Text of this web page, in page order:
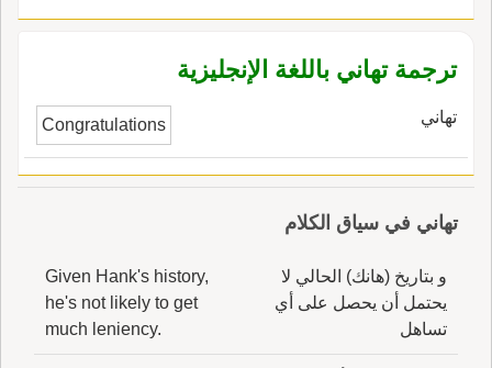
ترجمة تهاني باللغة الإنجليزية
تهاني Congratulations
تهاني في سياق الكلام
و بتاريخ (هانك) الحالي لا
يحتمل أن يحصل على أي
تساهل
Given Hank's history,
he's not likely to get
much leniency.